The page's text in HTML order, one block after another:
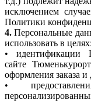
исключением
Политики
4. Персональные
использовать в целях:
• идентификации
сайте
оформления заказа и
•